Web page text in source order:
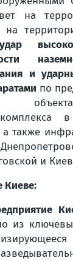
на
на
и
по
также
и
Киеве:
из